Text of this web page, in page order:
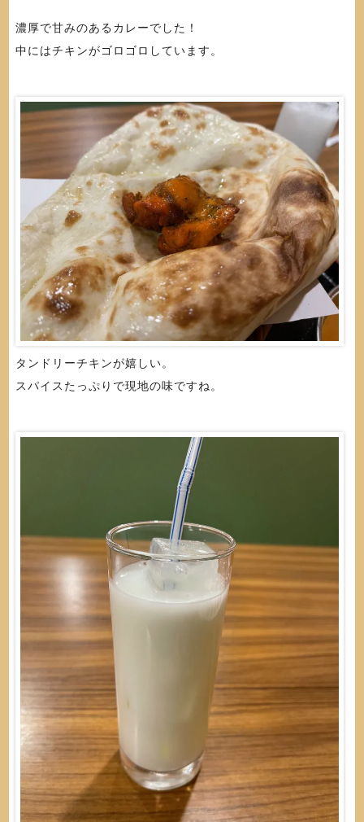
濃厚で甘みのあるカレーでした！
中にはチキンがゴロゴロしています。
タンドリーチキンが嬉しい。
スパイスたっぷりで現地の味ですね。